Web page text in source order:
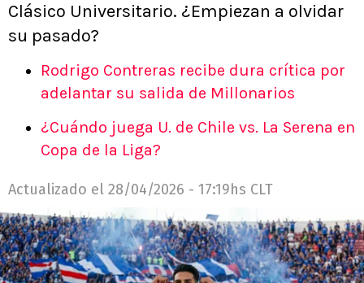
Clásico Universitario. ¿Empiezan a olvidar
su pasado?
Rodrigo Contreras recibe dura crítica por
adelantar su salida de Millonarios
¿Cuándo juega U. de Chile vs. La Serena en
Copa de la Liga?
Actualizado el 28/04/2026 - 17:19hs CLT